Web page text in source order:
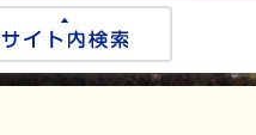
検索